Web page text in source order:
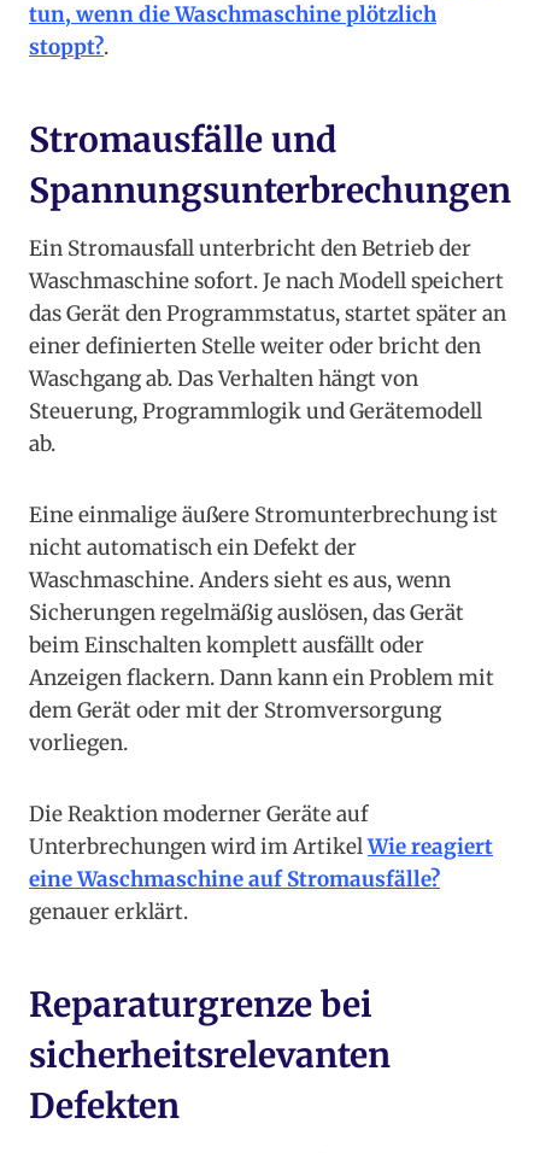
tun, wenn die Waschmaschine plötzlich
stoppt?.
Stromausfälle und
Spannungsunterbrechungen
Ein Stromausfall unterbricht den Betrieb der
Waschmaschine sofort. Je nach Modell speichert
das Gerät den Programmstatus, startet später an
einer definierten Stelle weiter oder bricht den
Waschgang ab. Das Verhalten hängt von
Steuerung, Programmlogik und Gerätemodell
ab.
Eine einmalige äußere Stromunterbrechung ist
nicht automatisch ein Defekt der
Waschmaschine. Anders sieht es aus, wenn
Sicherungen regelmäßig auslösen, das Gerät
beim Einschalten komplett ausfällt oder
Anzeigen flackern. Dann kann ein Problem mit
dem Gerät oder mit der Stromversorgung
vorliegen.
Die Reaktion moderner Geräte auf
Unterbrechungen wird im ArtikelWie reagiert
eine Waschmaschine auf Stromausfälle?
genauer erklärt.
Reparaturgrenze bei
sicherheitsrelevanten
Defekten